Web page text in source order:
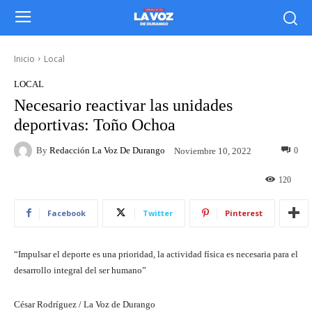
Inicio Local
LOCAL
Necesario reactivar las unidades
deportivas: Toño Ochoa
By Redacción La Voz De Durango Noviembre 10, 2022 0
120
Facebook Twitter Pinterest
“Impulsar el deporte es una prioridad, la actividad física es necesaria para el
desarrollo integral del ser humano”
César Rodríguez / La Voz de Durango